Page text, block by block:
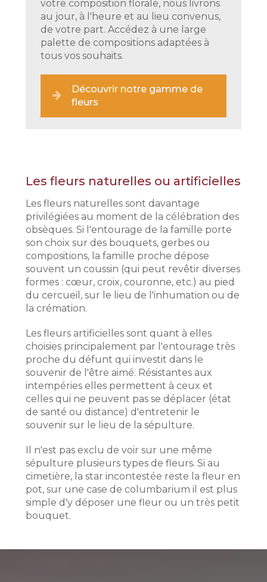
votre composition florale, nous livrons
au jour, à l'heure et au lieu convenus,
de votre part. Accédez à une large
palette de compositions adaptées à
tous vos souhaits.
Découvrir notre gamme de
fleurs
Les fleurs naturelles ou artificielles
Les fleurs naturelles sont davantage
privilégiées au moment de la célébration des
obsèques. Si l'entourage de la famille porte
son choix sur des bouquets, gerbes ou
compositions, la famille proche dépose
souvent un coussin (qui peut revêtir diverses
formes : cœur, croix, couronne, etc.) au pied
du cercueil, sur le lieu de l'inhumation ou de
la crémation.
Les fleurs artificielles sont quant à elles
choisies principalement par l'entourage très
proche du défunt qui investit dans le
souvenir de l'être aimé. Résistantes aux
intempéries elles permettent à ceux et
celles qui ne peuvent pas se déplacer (état
de santé ou distance) d'entretenir le
souvenir sur le lieu de la sépulture.
Il n'est pas exclu de voir sur une même
sépulture plusieurs types de fleurs. Si au
cimetière, la star incontestée reste la fleur en
pot, sur une case de columbarium il est plus
simple d'y déposer une fleur ou un très petit
bouquet.